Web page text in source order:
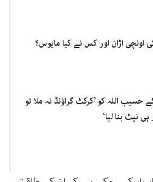
اڑان اور کس نے کیا مایوس؟
حسیب اللہ کو ’کرکٹ گراؤنڈ نہ ملا تو
ہی نیٹ بنا لیا‘